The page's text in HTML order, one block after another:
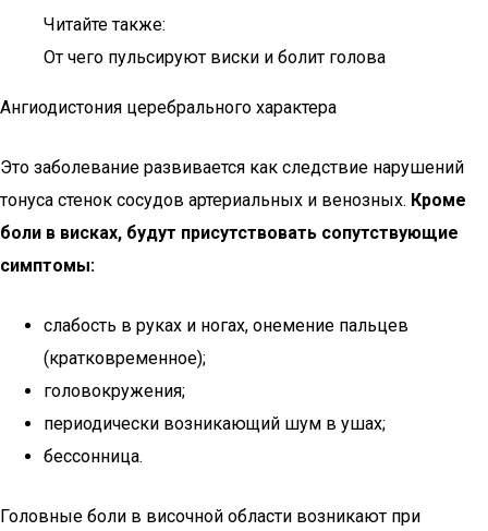
Читайте также:
От чего пульсируют виски и болит голова
Ангиодистония церебрального характера
Это заболевание развивается как следствие нарушений
тонуса стенок сосудов артериальных и венозных. Кроме
боли в висках, будут присутствовать сопутствующие
симптомы:
слабость в руках и ногах, онемение пальцев
(кратковременное);
головокружения;
периодически возникающий шум в ушах;
бессонница.
Головные боли в височной области возникают при